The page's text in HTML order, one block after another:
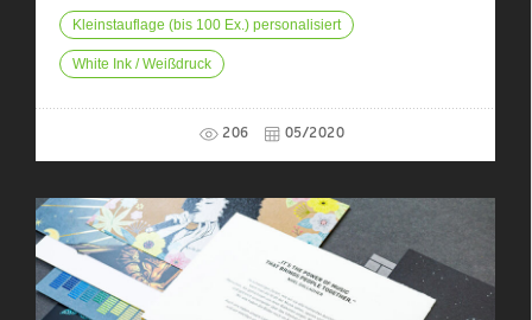
Kleinstauflage (bis 100 Ex.) personalisiert
White Ink / Weißdruck
206 05/2020